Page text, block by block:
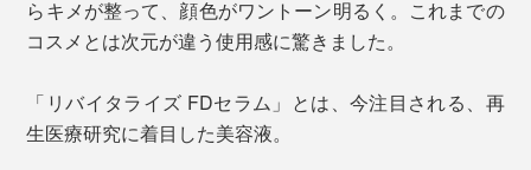
らキメが整って、顔色がワントーン明るく。これまでの
コスメとは次元が違う使用感に驚きました。
「リバイタライズ FDセラム」とは、今注目される、再
生医療研究に着目した美容液。